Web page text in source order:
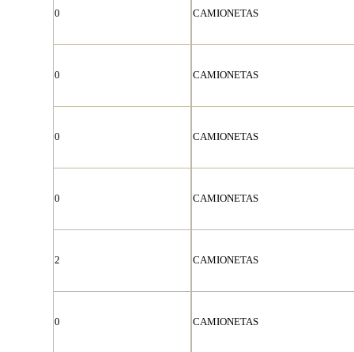
0 CAMIONETAS
0 CAMIONETAS
0 CAMIONETAS
0 CAMIONETAS
2 CAMIONETAS
0 CAMIONETAS